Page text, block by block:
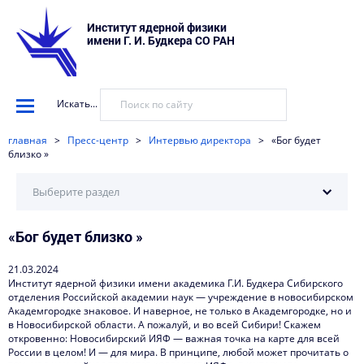
Институт ядерной физики
имени Г. И. Будкера СО РАН
Искать...
главная > Пресс-центр > Интервью директора > «Бог будет
близко »
Научные установки
События
Новости
Наука в деталях
Видеоматериалы о нас
Выберите раздел
«Бог будет близко »
21.03.2024
Институт ядерной физики имени академика Г.И. Будкера Сибирского
отделения Российской академии наук — учреждение в новосибирском
Академгородке знаковое. И наверное, не только в Академгородке, но и
в Новосибирской области. А пожалуй, и во всей Сибири! Скажем
откровенно: Новосибирский ИЯФ — важная точка на карте для всей
России в целом! И — для мира. В принципе, любой может прочитать о